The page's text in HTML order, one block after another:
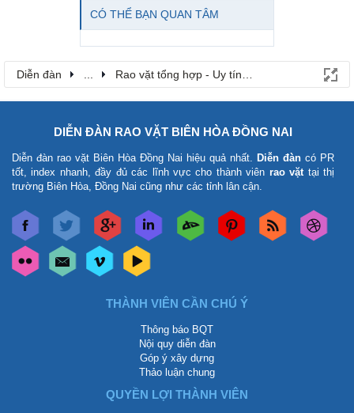
CÓ THỂ BẠN QUAN TÂM
Diễn đàn Rao vặt tổng hợp - Uy tín - Miễn phí
DIỄN ĐÀN RAO VẶT BIÊN HÒA ĐỒNG NAI
Diễn đàn rao vặt Biên Hòa Đồng Nai hiệu quả nhất. Diễn đàn có PR
tốt, index nhanh, đầy đủ các lĩnh vực cho thành viên rao vặt tại thị
trường Biên Hòa, Đồng Nai cũng như các tỉnh lân cận.
THÀNH VIÊN CẦN CHÚ Ý
Thông báo BQT
Nội quy diễn đàn
Góp ý xây dựng
Thảo luận chung
QUYỀN LỢI THÀNH VIÊN